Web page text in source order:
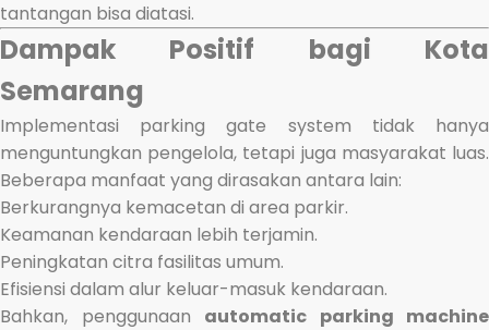
tantangan bisa diatasi.
Dampak Positif bagi Kota
Semarang
Implementasi parking gate system tidak hanya
menguntungkan pengelola, tetapi juga masyarakat luas.
Beberapa manfaat yang dirasakan antara lain:
Berkurangnya kemacetan di area parkir.
Keamanan kendaraan lebih terjamin.
Peningkatan citra fasilitas umum.
Efisiensi dalam alur keluar-masuk kendaraan.
Bahkan, penggunaan automatic parking machine